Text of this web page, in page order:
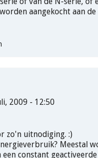
aangekocht aan
2009 - 12:50
zo'n uitnodiging. :)
Meestal
constant geactiveerde